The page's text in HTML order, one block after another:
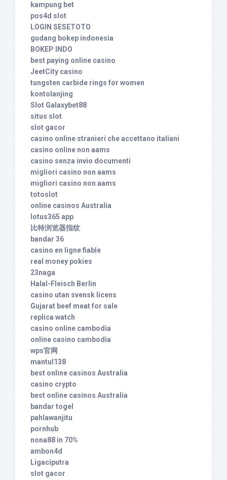
kampung bet
pos4d slot
LOGIN SESETOTO
gudang bokep indonesia
BOKEP INDO
best paying online casino
JeetCity casino
tungsten carbide rings for women
kontolanjing
Slot Galaxybet88
situs slot
slot gacor
casino online stranieri che accettano italiani
casino online non aams
casino senza invio documenti
migliori casino non aams
migliori casino non aams
totoslot
online casinos Australia
lotus365 app
比特浏览器指纹
bandar 36
casino en ligne fiable
real money pokies
23naga
Halal-Fleisch Berlin
casino utan svensk licens
Gujarat beef meat for sale
replica watch
casino online cambodia
online casino cambodia
wps官网
mantul138
best online casinos Australia
casino crypto
best online casinos Australia
bandar togel
pahlawanjitu
pornhub
nona88 in 70%
ambon4d
Ligaciputra
slot gacor